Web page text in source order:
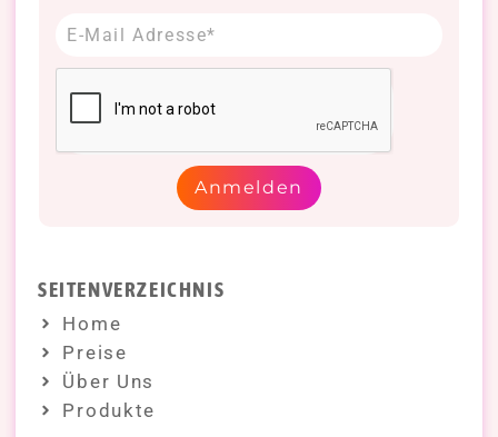
Anmelden
SEITENVERZEICHNIS
Home
Preise
Über Uns
Produkte